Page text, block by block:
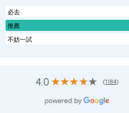
必去
推薦
不妨一試
4.0 (1184)